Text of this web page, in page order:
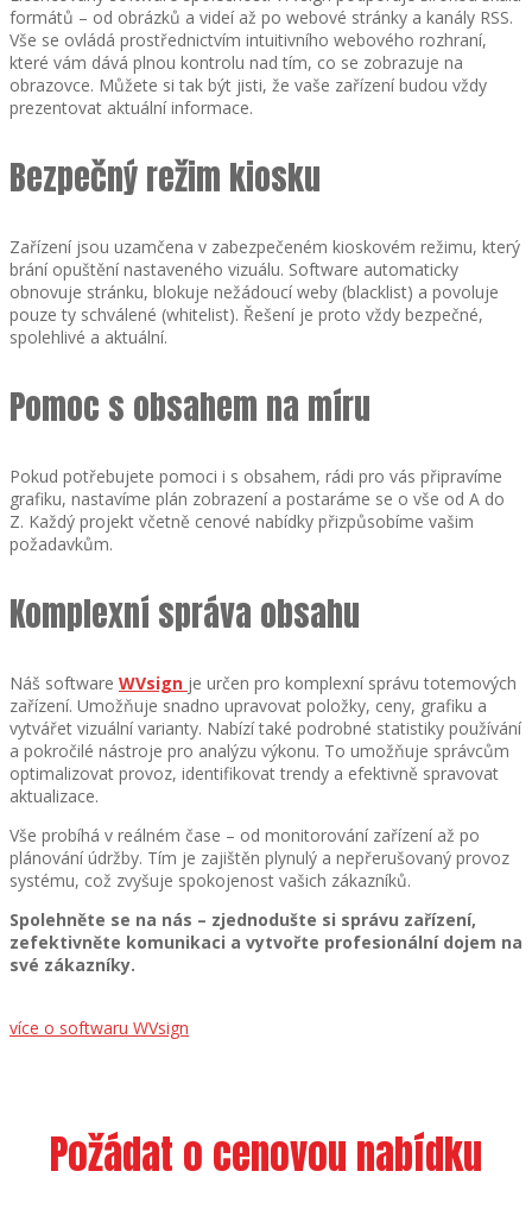
formátů – od obrázků a videí až po webové stránky a kanály RSS.
Vše se ovládá prostřednictvím intuitivního webového rozhraní,
které vám dává plnou kontrolu nad tím, co se zobrazuje na
obrazovce. Můžete si tak být jisti, že vaše zařízení budou vždy
prezentovat aktuální informace.
Bezpečný režim kiosku
Zařízení jsou uzamčena v zabezpečeném kioskovém režimu, který
brání opuštění nastaveného vizuálu. Software automaticky
obnovuje stránku, blokuje nežádoucí weby (blacklist) a povoluje
pouze ty schválené (whitelist). Řešení je proto vždy bezpečné,
spolehlivé a aktuální.
Pomoc s obsahem na míru
Pokud potřebujete pomoci i s obsahem, rádi pro vás připravíme
grafiku, nastavíme plán zobrazení a postaráme se o vše od A do
Z. Každý projekt včetně cenové nabídky přizpůsobíme vašim
požadavkům.
Komplexní správa obsahu
Náš software WVsign je určen pro komplexní správu totemových
zařízení. Umožňuje snadno upravovat položky, ceny, grafiku a
vytvářet vizuální varianty. Nabízí také podrobné statistiky používání
a pokročilé nástroje pro analýzu výkonu. To umožňuje správcům
optimalizovat provoz, identifikovat trendy a efektivně spravovat
aktualizace.
Vše probíhá v reálném čase – od monitorování zařízení až po
plánování údržby. Tím je zajištěn plynulý a nepřerušovaný provoz
systému, což zvyšuje spokojenost vašich zákazníků.
Spolehněte se na nás – zjednodušte si správu zařízení,
zefektivněte komunikaci a vytvořte profesionální dojem na
své zákazníky.
více o softwaru WVsign
Požádat o cenovou nabídku